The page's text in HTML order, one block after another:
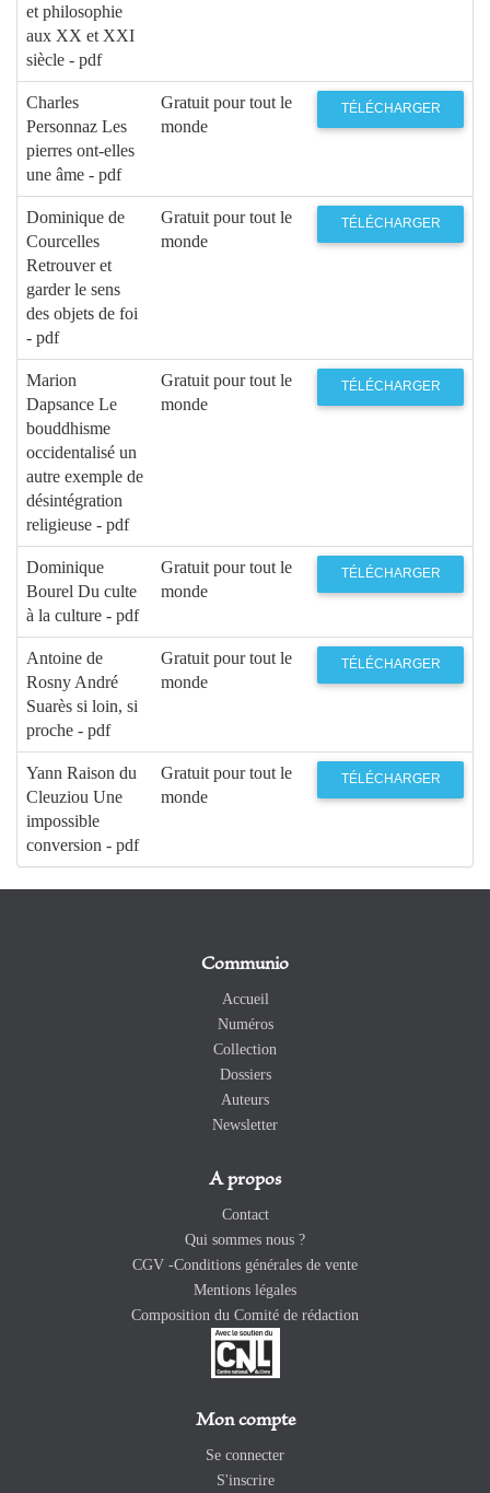
et philosophie
aux XX et XXI
siècle - pdf
Charles
Personnaz Les
pierres ont-elles
une âme - pdf
Gratuit pour tout le
monde
TÉLÉCHARGER
Dominique de
Courcelles
Retrouver et
garder le sens
des objets de foi
- pdf
Gratuit pour tout le
monde
TÉLÉCHARGER
Marion
Dapsance Le
bouddhisme
occidentalisé un
autre exemple de
désintégration
religieuse - pdf
Gratuit pour tout le
monde
TÉLÉCHARGER
Dominique
Bourel Du culte
à la culture - pdf
Gratuit pour tout le
monde
TÉLÉCHARGER
Antoine de
Rosny André
Suarès si loin, si
proche - pdf
Gratuit pour tout le
monde
TÉLÉCHARGER
Yann Raison du
Cleuziou Une
impossible
conversion - pdf
Gratuit pour tout le
monde
TÉLÉCHARGER
Communio
Accueil
Numéros
Collection
Dossiers
Auteurs
Newsletter
A propos
Contact
Qui sommes nous ?
CGV -Conditions générales de vente
Mentions légales
Composition du Comité de rédaction
Mon compte
Se connecter
S'inscrire